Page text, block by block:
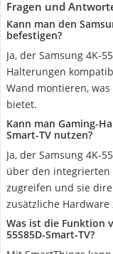
Fragen und
Kann man den
befestigen?
Ja, der Samsung 4K-
Halterungen
Wand montieren,
bietet.
Kann man Gaming-
Smart-TV nutzen?
Ja, der Samsung 4K-
über den integrierten
zugreifen und sie
zusätzliche Hardware
Was ist die Funktion
55S85D-Smart-TV?